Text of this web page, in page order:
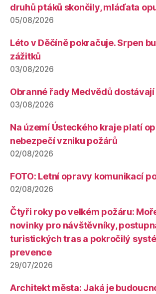
druhů ptáků skončily, mláďata
05/08/2026
Léto v Děčíně pokračuje. Srpen
zážitků
03/08/2026
Obranné řady Medvědů
03/08/2026
Na území Ústeckého kraje platí
nebezpečí vzniku požárů
02/08/2026
FOTO: Letní opravy komunikací
02/08/2026
Čtyři roky po velkém požáru:
novinky pro návštěvníky,
turistických tras a pokročilý
prevence
29/07/2026
Architekt města: Jaká je